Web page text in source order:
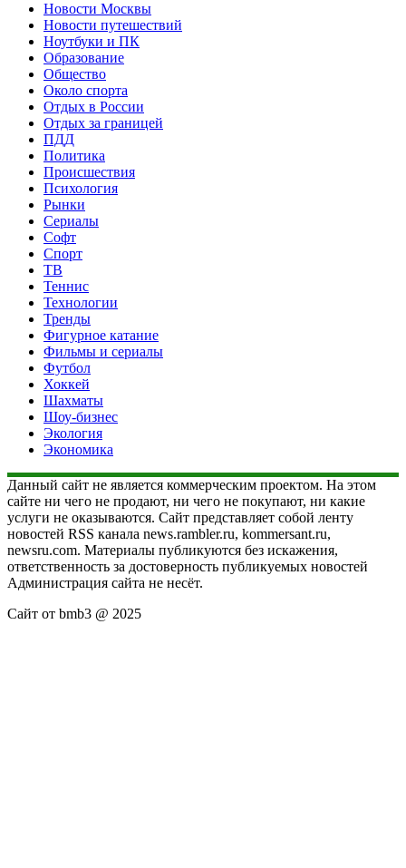
Новости Москвы
Новости путешествий
Ноутбуки и ПК
Образование
Общество
Около спорта
Отдых в России
Отдых за границей
ПДД
Политика
Происшествия
Психология
Рынки
Сериалы
Софт
Спорт
ТВ
Теннис
Технологии
Тренды
Фигурное катание
Фильмы и сериалы
Футбол
Хоккей
Шахматы
Шоу-бизнес
Экология
Экономика
Данный сайт не является коммерческим проектом. На этом
сайте ни чего не продают, ни чего не покупают, ни какие
услуги не оказываются. Сайт представляет собой ленту
новостей RSS канала news.rambler.ru, kommersant.ru,
newsru.com. Материалы публикуются без искажения,
ответственность за достоверность публикуемых новостей
Администрация сайта не несёт.
Сайт от bmb3 @ 2025